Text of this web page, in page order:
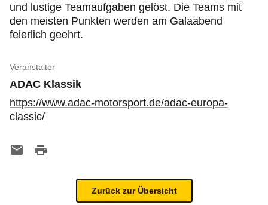
und lustige Teamaufgaben gelöst. Die Teams mit
den meisten Punkten werden am Galaabend
feierlich geehrt.
Veranstalter
ADAC Klassik
https://www.adac-motorsport.de/adac-europa-
classic/
Zurück zur Übersicht